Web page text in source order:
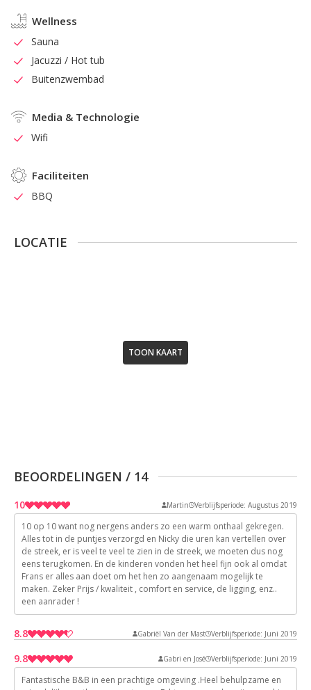
Wellness
Sauna
Jacuzzi / Hot tub
Buitenzwembad
Media & Technologie
Wifi
Faciliteiten
BBQ
LOCATIE
TOON KAART
BEOORDELINGEN / 14
10
10
10
10
Martin Verblijfsperiode: Augustus 2019
10 op 10 want nog nergens anders zo een warm onthaal gekregen.
Alles tot in de puntjes verzorgd en Nicky die uren kan vertellen over
de streek, er is veel te veel te zien in de streek, we moeten dus nog
eens terugkomen. En de kinderen vonden het heel fijn ook al omdat
Frans er alles aan doet om het hen zo aangenaam mogelijk te
maken. Zeker Prijs / kwaliteit , comfort en service, de ligging, enz..
een aanrader !
8.8
10
Gabriël Van der Mast Verblijfsperiode: Juni 2019
9.8 Gabri en José Verblijfsperiode: Juni 2019
Fantastische B&B in een prachtige omgeving .Heel behulpzame en